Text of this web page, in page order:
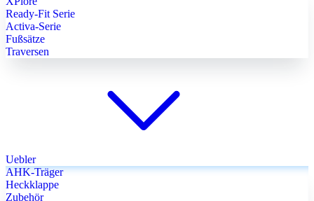
Ready-Fit Serie
Activa-Serie
Fußsätze
Traversen
Uebler
AHK-Träger
Heckklappe
Zubehör